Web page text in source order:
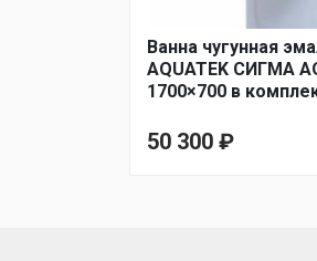
Ванна чугунная
AQUATEK СИГМА
1700×700 в
50 300 ₽